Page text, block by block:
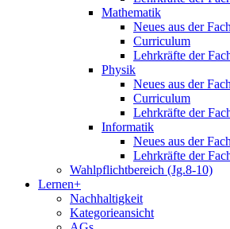
Mathematik
Neues aus der
Curriculum
Lehrkräfte der
Physik
Neues aus der
Curriculum
Lehrkräfte der
Informatik
Neues aus der
Lehrkräfte der
Wahlpflichtbereich (Jg.8-10)
Lernen+
Nachhaltigkeit
Kategorieansicht